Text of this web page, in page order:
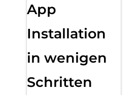
App
Installation
in wenigen
Schritten